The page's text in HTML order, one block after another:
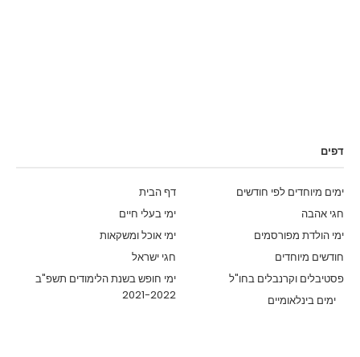
דפים
דף הבית
ימים מיוחדים לפי חודשים
ימי בעלי חיים
חגי אהבה
ימי אוכל ומשקאות
ימי הולדת מפורסמים
חגי ישראל
חודשים מיוחדים
ימי חופש בשנת הלימודים תשפ"ב
2021-2022
פסטיבלים וקרנבלים בחו"ל
ימים בינלאומיים